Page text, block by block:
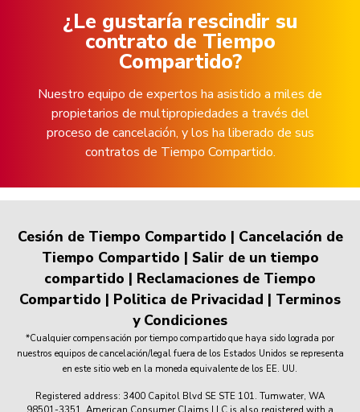
¿Le gustaría rescindir su
contrato de Tiempo
Compartido?
Nuestro equipo de expertos ha asistido a miles de
propietarios de multipropiedades a través del
proceso de cancelación, y los ha liberado de sus
contratos de Tiempo Compartido.
Cesión de Tiempo Compartido | Cancelación de
Tiempo Compartido | Salir de un tiempo
compartido | Reclamaciones de Tiempo
Compartido | Politica de Privacidad | Terminos
y Condiciones
*Cualquier compensación por tiempo compartido que haya sido lograda por
nuestros equipos de cancelación/legal fuera de los Estados Unidos se representa
en este sitio web en la moneda equivalente de los EE. UU.
Registered address: 3400 Capitol Blvd SE STE 101. Tumwater, WA